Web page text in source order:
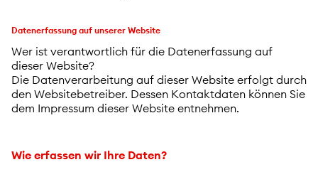
Datenerfassung auf unserer Website
Wer ist verantwortlich für die Datenerfassung auf
dieser Website?
Die Datenverarbeitung auf dieser Website erfolgt durch
den Websitebetreiber. Dessen Kontaktdaten können Sie
dem Impressum dieser Website entnehmen.
Wie erfassen wir Ihre Daten?